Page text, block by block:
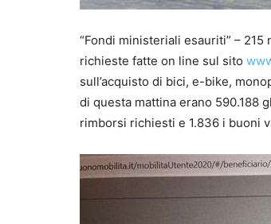
“Fondi ministeriali esauriti” –
richieste fatte on line sul sito
sull’acquisto di bici, e-bike,
di questa mattina erano 590.188
rimborsi richiesti e 1.836 i buoni